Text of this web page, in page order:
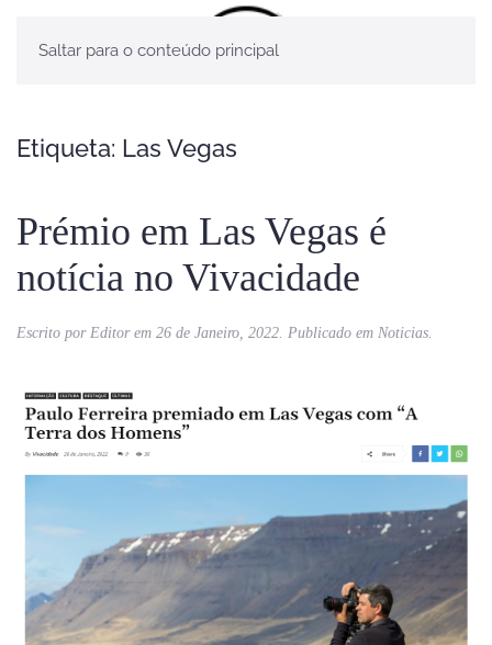
Saltar para o conteúdo principal
Etiqueta: Las Vegas
Prémio em Las Vegas é
notícia no Vivacidade
Escrito por Editorem 26 de Janeiro, 2022. Publicado em Noticias.